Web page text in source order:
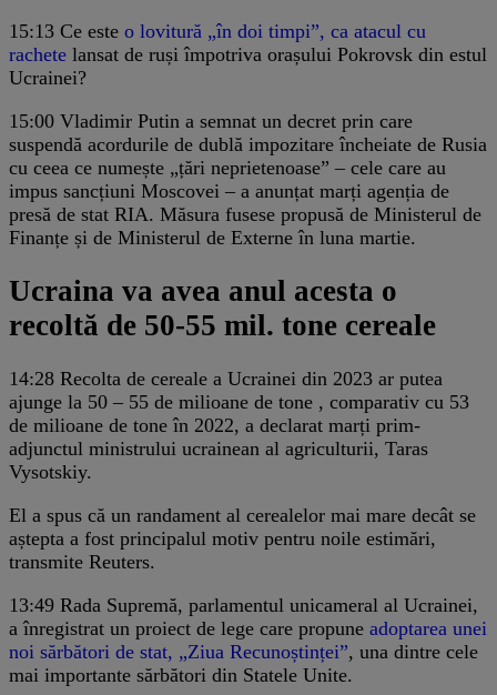
15:13 Ce este o lovitură „în doi timpi”, ca atacul cu
rachete lansat de ruși împotriva orașului Pokrovsk din estul
Ucrainei?
15:00 Vladimir Putin a semnat un decret prin care
suspendă acordurile de dublă impozitare încheiate de Rusia
cu ceea ce numește „țări neprietenoase” – cele care au
impus sancțiuni Moscovei – a anunțat marți agenția de
presă de stat RIA. Măsura fusese propusă de Ministerul de
Finanțe și de Ministerul de Externe în luna martie.
Ucraina va avea anul acesta o
recoltă de 50-55 mil. tone cereale
14:28 Recolta de cereale a Ucrainei din 2023 ar putea
ajunge la 50 – 55 de milioane de tone , comparativ cu 53
de milioane de tone în 2022, a declarat marți prim-
adjunctul ministrului ucrainean al agriculturii, Taras
Vysotskiy.
El a spus că un randament al cerealelor mai mare decât se
aștepta a fost principalul motiv pentru noile estimări,
transmite Reuters.
13:49 Rada Supremă, parlamentul unicameral al Ucrainei,
a înregistrat un proiect de lege care propune adoptarea unei
noi sărbători de stat, „Ziua Recunoștinței”, una dintre cele
mai importante sărbători din Statele Unite.